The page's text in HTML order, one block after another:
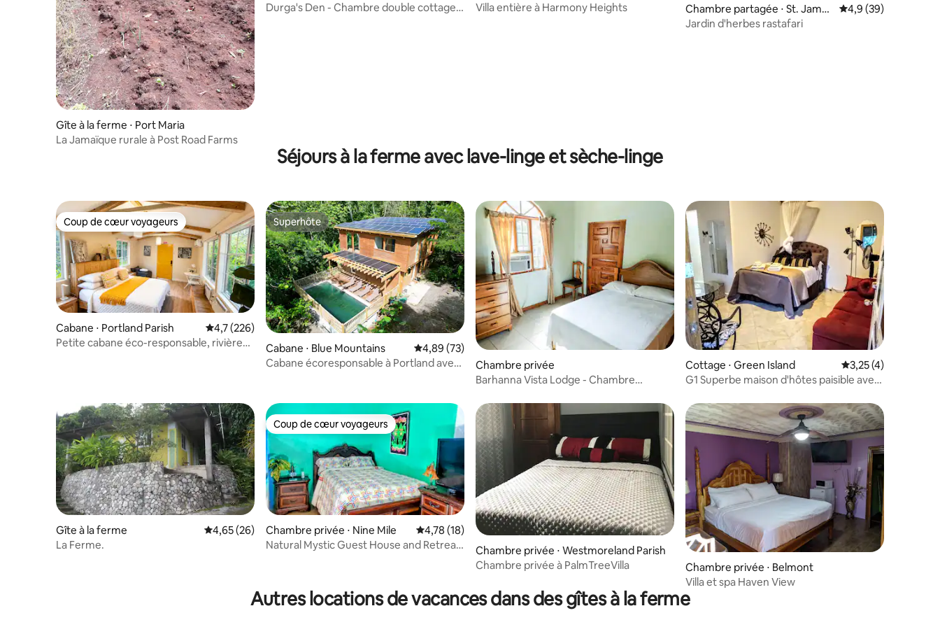
Gîte à la ferme ⋅ Port Maria
La Jamaïque rurale à Post Road Farms
Durga's Den - Chambre double cottage
Villa entière à Harmony Heights
Chambre partagée ⋅ St. James
Parish
Évaluation moyenne
4,9 (39)
Jardin d'herbes rastafari
Séjours à la ferme avec lave-linge et sèche-linge
Coup de cœur voyageurs
Coup de cœur voyageurs
Cabane ⋅ Portland Parish Évaluation moyenne sur la base de 226 commentaires : 4,7 sur 5
4,7 (226)
Petite cabane éco-responsable, rivière
Superhôte
Superhôte
Cabane ⋅ Blue Mountains Évaluation moyenne sur la base de 73 commentaires : 4,89 sur 5
4,89 (73)
Cabane écoresponsable à Portland avec
Chambre privée
Barhanna Vista Lodge - Chambre
Cottage ⋅ Green Island Évaluation
3,25 (4)
G1 Superbe maison d'hôtes paisible avec
Gîte à la ferme Évaluation moyenne sur la base de 26 commentaires : 4,65 sur 5
4,65 (26)
La Ferme.
Coup de cœur voyageurs
Coup de cœur voyageurs
Chambre privée ⋅ Nine Mile Évaluation moyenne sur la base de 18 commentaires : 4,78 sur 5
4,78 (18)
Natural Mystic Guest House and Retreat
Chambre privée ⋅ Westmoreland Parish
Chambre privée à PalmTreeVilla
Chambre privée ⋅ Belmont
Villa et spa Haven View
Autres locations de vacances dans des gîtes à la ferme